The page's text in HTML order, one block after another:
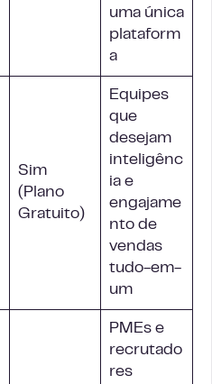
uma única
plataform
a
Sim
(Plano
Gratuito)
Equipes
que
desejam
inteligênc
ia e
engajame
nto de
vendas
tudo-em-
um
PMEs e
recrutado
res